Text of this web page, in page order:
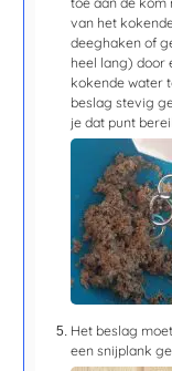
van het
deeghaken of
heel lang) door
kokende water
beslag stevig
je dat punt
Het beslag
een snijplank